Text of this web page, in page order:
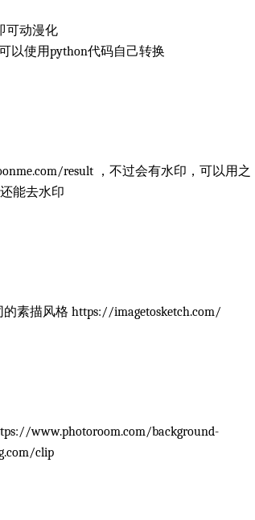
可动漫化
以使用python代码自己转换
result ，不过会有水印，可以用之
能去水印
素描风格 https://imagetosketch.com/
www.photoroom.com/background-
clip